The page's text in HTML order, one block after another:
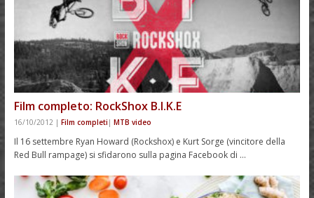
Film completo: RockShox B.I.K.E
16/10/2012 | Film completi | MTB video
Il 16 settembre Ryan Howard (Rockshox) e Kurt Sorge (vincitore della
Red Bull rampage) si sfidarono sulla pagina Facebook di …